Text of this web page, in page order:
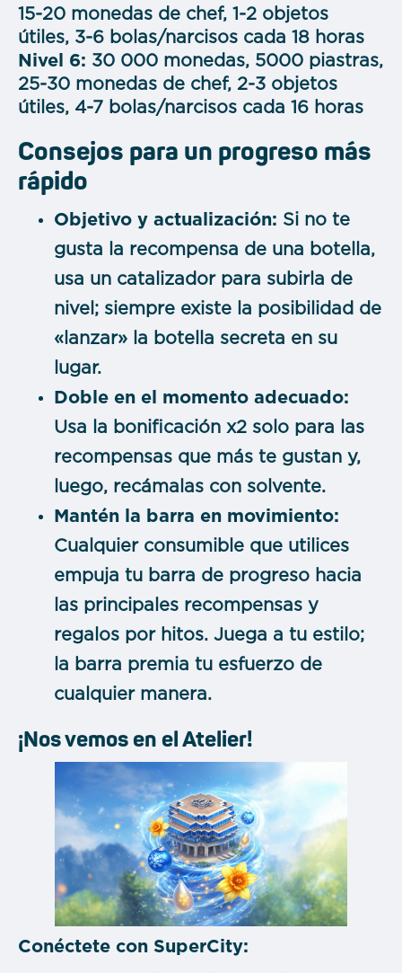
15-20 monedas de chef, 1-2 objetos
útiles, 3-6 bolas/narcisos cada 18 horas
Nivel 6: 30 000 monedas, 5000 piastras,
25-30 monedas de chef, 2-3 objetos
útiles, 4-7 bolas/narcisos cada 16 horas
Consejos para un progreso más
rápido
Objetivo y actualización: Si no te
gusta la recompensa de una botella,
usa un catalizador para subirla de
nivel; siempre existe la posibilidad de
«lanzar» la botella secreta en su
lugar.
Doble en el momento adecuado:
Usa la bonificación x2 solo para las
recompensas que más te gustan y,
luego, recámalas con solvente.
Mantén la barra en movimiento:
Cualquier consumible que utilices
empuja tu barra de progreso hacia
las principales recompensas y
regalos por hitos. Juega a tu estilo;
la barra premia tu esfuerzo de
cualquier manera.
¡Nos vemos en el Atelier!
Conéctete con SuperCity: